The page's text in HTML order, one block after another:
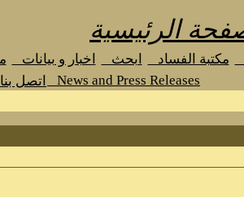
الرئيسية
مكتبة الفساد ابحث اخبار و بيانات
News and Press Releases
اتصل